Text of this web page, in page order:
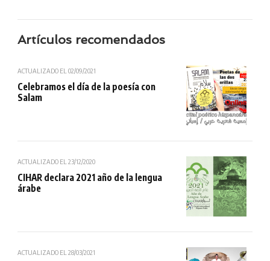
Artículos recomendados
ACTUALIZADO EL 02/09/2021
Celebramos el día de la poesía con
Salam
ACTUALIZADO EL 23/12/2020
CIHAR declara 2021 año de la lengua
árabe
ACTUALIZADO EL 28/03/2021